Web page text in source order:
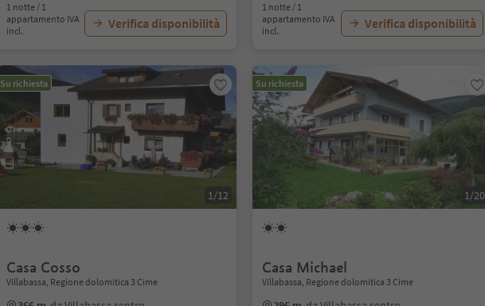
1 notte / 1
appartamento IVA
incl.
Verifica disponibilità
1 notte / 1
appartamento IVA
incl.
Verifica disponibilità
Su richiesta
1/12
Casa Cosso
Villabassa, Regione dolomitica 3 Cime
Su richiesta
1/20
Casa Michael
Villabassa, Regione dolomitica 3 Cime